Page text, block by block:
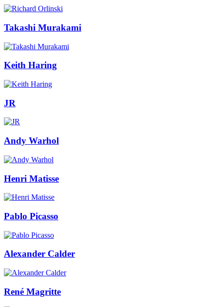
Takashi Murakami
Keith Haring
JR
Andy Warhol
Henri Matisse
Pablo Picasso
Alexander Calder
René Magritte